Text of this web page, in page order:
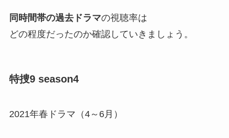
同時間帯の過去ドラマの視聴率は
どの程度だったのか確認していきましょう。
特捜9 season4
2021年春ドラマ（4～6月）